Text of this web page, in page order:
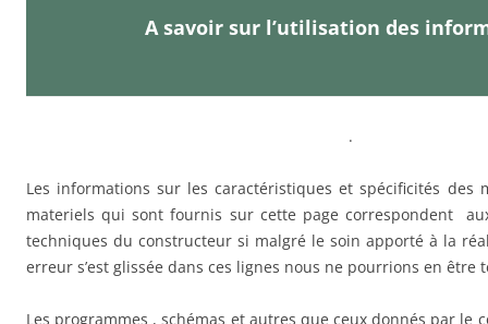
A savoir sur l’utilisation des
.
Les informations sur les caractéristiques et spécificités des
materiels qui sontfournis sur cette page correspondent
techniques du constructeur si malgré le soin apporté à la
erreur s’est glissée dans ces lignes nous ne pourrions en être
Les programmes , schémas et autres que ceux donnés par le